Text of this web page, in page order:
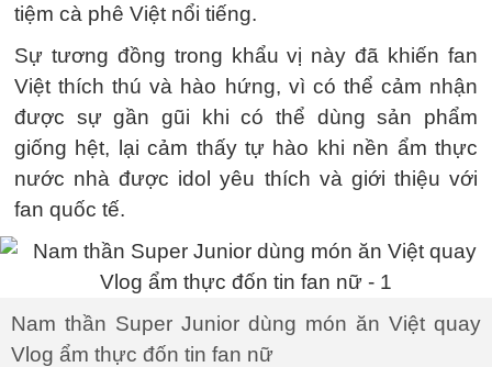
tiệm cà phê Việt nổi tiếng.
Sự tương đồng trong khẩu vị này đã khiến fan
Việt thích thú và hào hứng, vì có thể cảm nhận
được sự gần gũi khi có thể dùng sản phẩm
giống hệt, lại cảm thấy tự hào khi nền ẩm thực
nước nhà được idol yêu thích và giới thiệu với
fan quốc tế.
Nam thần Super Junior dùng món ăn Việt quay
Vlog ẩm thực đốn tin fan nữ